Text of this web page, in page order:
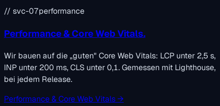
// svc-07performance
Performance & Core Web Vitals.
Wir bauen auf die „guten" Core Web Vitals: LCP unter 2,5 s,
INP unter 200 ms, CLS unter 0,1. Gemessen mit Lighthouse,
bei jedem Release.
Performance & Core Web Vitals →